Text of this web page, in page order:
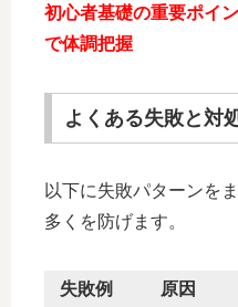
初心者基礎の重要ポイ
で体調把握
よくある失敗と対
以下に失敗パターンを
多くを防げます。
失敗例 原因